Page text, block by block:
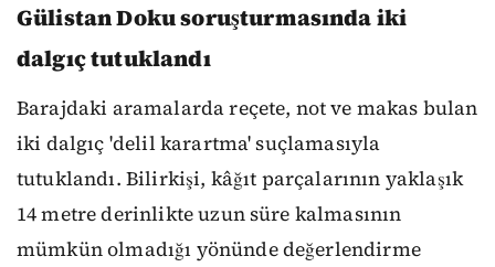
Gülistan Doku soruşturmasında iki
dalgıç tutuklandı
Barajdaki aramalarda reçete, not ve makas bulan
iki dalgıç 'delil karartma' suçlamasıyla
tutuklandı. Bilirkişi, kâğıt parçalarının yaklaşık
14 metre derinlikte uzun süre kalmasının
mümkün olmadığı yönünde değerlendirme